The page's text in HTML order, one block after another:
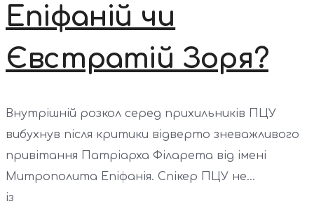
Епіфаній чи
Євстратій Зоря?
Внутрішній розкол серед прихильників ПЦУ
вибухнув після критики відверто зневажливого
привітання Патріарха Філарета від імені
Митрополита Епіфанія. Спікер ПЦУ не...
із